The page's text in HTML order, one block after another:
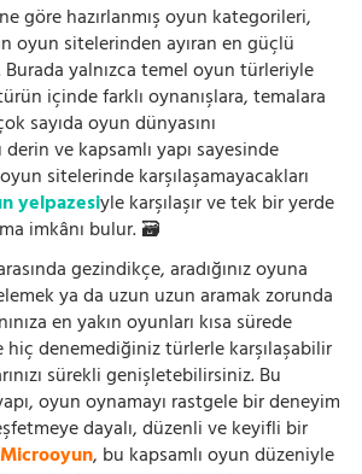
göre hazırlanmış oyun kategorileri,
oyun sitelerinden ayıran en güçlü
yalnızca temel oyun türleriyle
içinde farklı oynanışlara, temalara
sayıda oyun dünyasını
ve kapsamlı yapı sayesinde
sitelerinde karşılaşamayacakları
yelpazesiyle karşılaşır ve tek bir yerde
imkânı bulur. 🗃️
gezindikçe, aradığınız oyuna
ya da uzun uzun aramak zorunda
en yakın oyunları kısa sürede
denemediğiniz türlerle karşılaşabilir
sürekli genişletebilirsiniz. Bu
oyun oynamayı rastgele bir deneyim
dayalı, düzenli ve keyifli bir
Microoyun, bu kapsamlı oyun düzeniyle